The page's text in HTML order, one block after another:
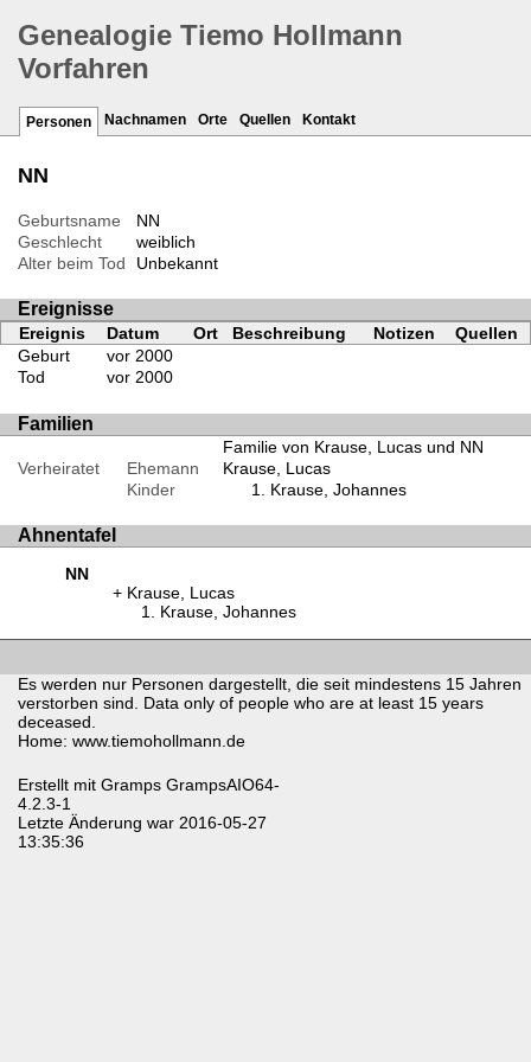
Genealogie Tiemo Hollmann
Vorfahren
Personen Nachnamen Orte Quellen Kontakt
NN
Geburtsname
NN
Geschlecht
weiblich
Alter beim Tod
Unbekannt
Ereignisse
Ereignis Datum Ort Beschreibung Notizen
Quellen
Geburt
vor 2000
Tod
vor 2000
Familien
Familie von Krause, Lucas und NN
Verheiratet
Ehemann
Krause, Lucas
Kinder
Krause, Johannes
Ahnentafel
NN
Krause, Lucas
Krause, Johannes
Es werden nur Personen dargestellt, die seit mindestens 15 Jahren
verstorben sind. Data only of people who are at least 15 years
deceased.
Home: www.tiemohollmann.de
Erstellt mit Gramps GrampsAIO64-
4.2.3-1
Letzte Änderung war 2016-05-27
13:35:36